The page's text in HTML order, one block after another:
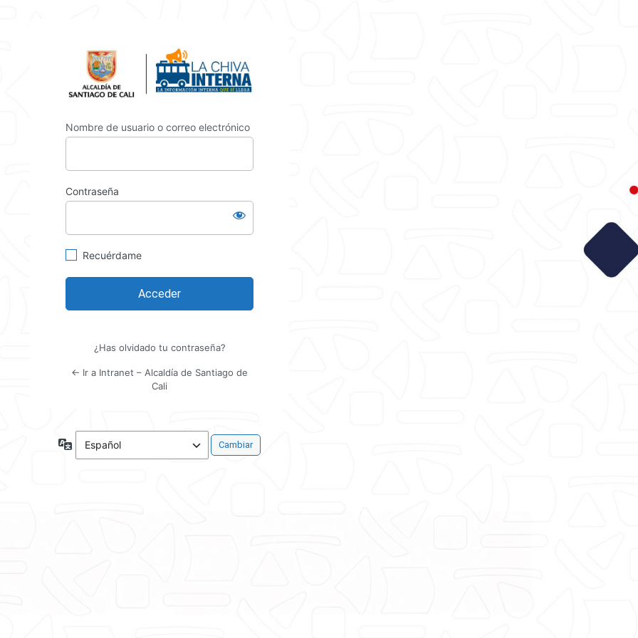
Nombre de usuario o correo electrónico
Contraseña
Recuérdame
¿Has olvidado tu contraseña?
← Ir a Intranet – Alcaldía de Santiago de
Cali
Idioma